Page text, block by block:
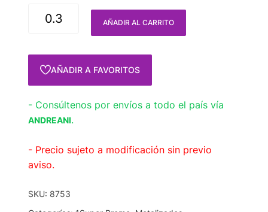
AÑADIR AL CARRITO
AÑADIR A FAVORITOS
- Consúltenos por envíos a todo el país vía
ANDREANI.
- Precio sujeto a modificación sin previo
aviso.
SKU: 8753